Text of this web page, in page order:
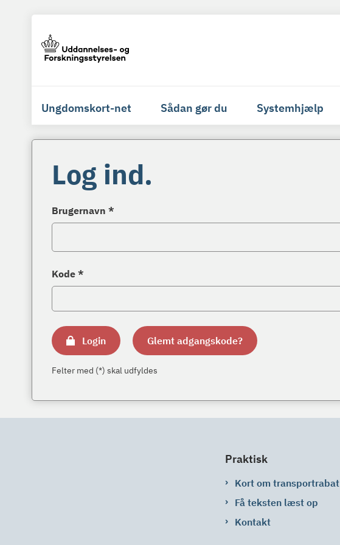
Ungdomskort-net Sådan gør du Systemhjælp
Log ind.
Brugernavn *
Kode *
Login Glemt adgangskode?
Felter med (*) skal udfyldes
Praktisk
Kort om transportrabat
Få teksten læst op
Kontakt